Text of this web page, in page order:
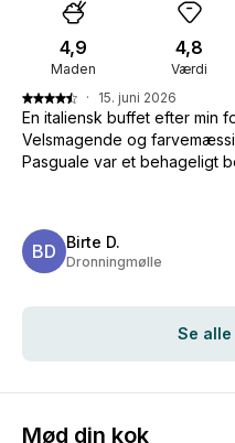
Maden
4,9
Værdi
4,8
BD Birte D.
Dronningmølle
· 15. juni 2026
En italiensk buffet efter min
Velsmagende og
Pasguale var et behageligt
Se alle
Mød din kok